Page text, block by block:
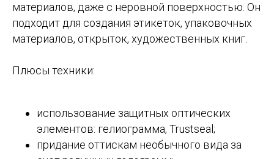
материалов, даже с неровной поверхностью. Он
подходит для создания этикеток, упаковочных
материалов, открыток, художественных книг.
Плюсы техники:
использование защитных оптических
элементов: гелиограмма, Trustseal;
придание оттискам необычного вида за